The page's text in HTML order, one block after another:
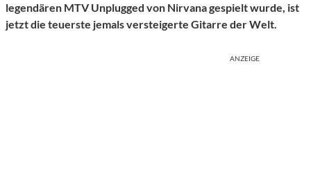
legendären MTV Unplugged von Nirvana gespielt wurde, ist
jetzt die teuerste jemals versteigerte Gitarre der Welt.
ANZEIGE